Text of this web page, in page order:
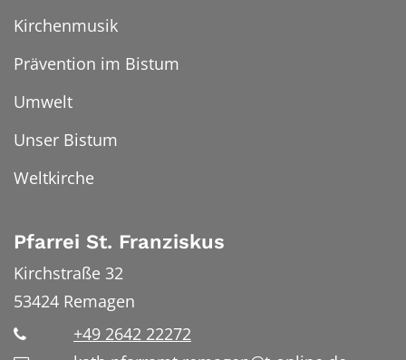
Kirchenmusik
Prävention im Bistum
Umwelt
Unser Bistum
Weltkirche
Pfarrei St. Franziskus
Kirchstraße 32
53424 Remagen
+49 2642 22272